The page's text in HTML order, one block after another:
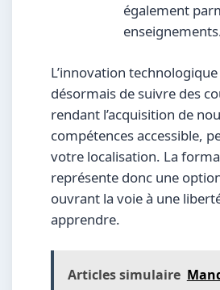
également
L’innovation
désormais de suivre des
rendant l’acquisition de
compétences accessible,
votre localisation. La
représente donc une
ouvrant la voie à une
apprendre.
Articles simulaire